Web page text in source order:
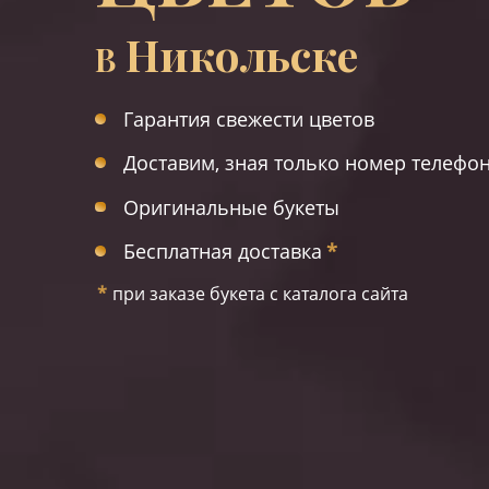
В Никольске
Гарантия свежести цветов
Доставим, зная только номер
Оригинальные букеты
Бесплатная доставка *
* при заказе букета с каталога сайта